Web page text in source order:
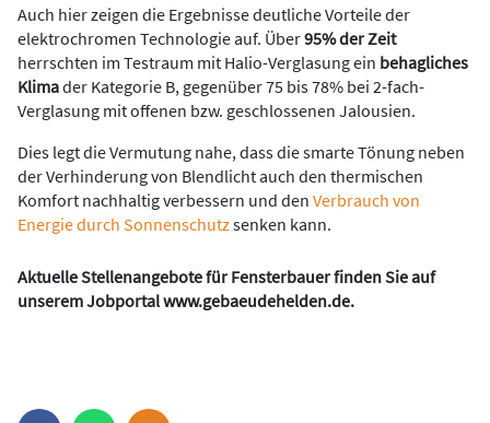
Auch hier zeigen die Ergebnisse deutliche Vorteile der
elektrochromen Technologie auf. Über95% der Zeit
herrschten im Testraum mit Halio-Verglasung ein behagliches
Klimader Kategorie B, gegenüber 75 bis 78% bei 2-fach-
Verglasung mit offenen bzw. geschlossenen Jalousien.
Dies legt die Vermutung nahe, dass die smarte Tönung neben
der Verhinderung von Blendlicht auch den thermischen
Komfort nachhaltig verbessern und den Verbrauch von
Energie durch Sonnenschutzsenken kann.
Aktuelle Stellenangebote für Fensterbauer finden Sie auf
unserem Jobportalwww.gebaeudehelden.de.